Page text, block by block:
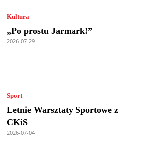
Kultura
„Po prostu Jarmark!”
2026-07-29
Sport
Letnie Warsztaty Sportowe z
CKiS
2026-07-04